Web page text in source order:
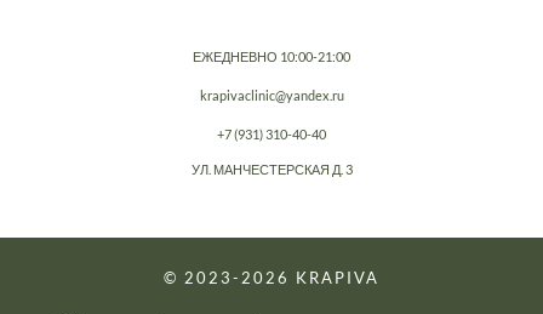
ЕЖЕДНЕВНО 10:00-21:00
krapivaclinic@yandex.ru
+7 (931) 310-40-40
УЛ. МАНЧЕСТЕРСКАЯ Д. 3
© 2023-2026 KRAPIVA